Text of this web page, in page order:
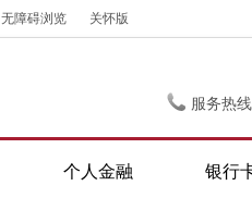
无障碍浏览 关怀版
服务热
个人金融 银行